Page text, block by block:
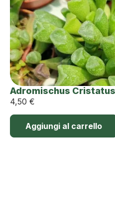
Adromischus
4,50 €
Aggiungi al carrello